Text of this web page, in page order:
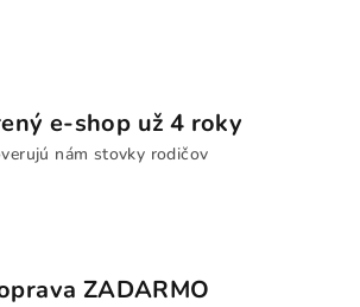
e-shop už 4 roky
nám stovky rodičov
ZADARMO